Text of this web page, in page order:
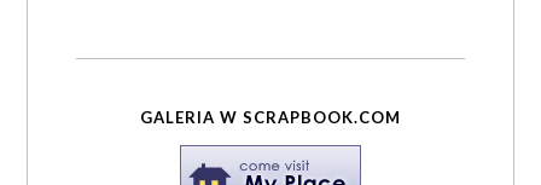
GALERIA W SCRAPBOOK.COM